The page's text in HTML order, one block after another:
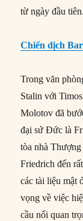
từ ngày đầu tiên.
Chiến dịch
Trong văn
Stalin với
Molotov đã
đại sứ Đức là
tòa nhà
Friedrich đến
các tài liệu mật
vọng về việc
cầu nối quan